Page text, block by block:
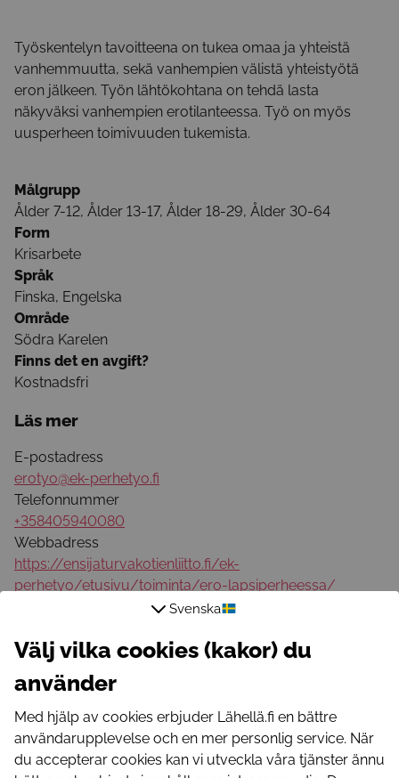
Työskentelyn tavoitteena on tukea omaa ja yhteistä
vanhemmuutta, sekä vanhempien välistä yhteistyötä
eron jälkeen. Työn lähtökohtana on tehdä lasta
näkyväksi vanhempien erotilanteessa. Työ on myös
uusperheen toimivuuden tukemista.
Målgrupp
Ålder 7-12, Ålder 13-17, Ålder 18-29, Ålder 30-64
Form
Krisarbete
Språk
Finska, Engelska
Område
Södra Karelen
Finns det en avgift?
Kostnadsfri
Läs mer
E-postadress
erotyo@ek-perhetyo.fi
Telefonnummer
+358405940080
Webbadress
https://ensijaturvakotienliitto.fi/ek-
perhetyo/etusivu/toiminta/ero-lapsiperheessa/
Visa aktiviteten på kartan
Dessa kan intressera dig
Tutustutaan taiteeseen
Ke 12.8. klo 13 Muistiyhdistyksellä ja Ti 18.8. klo 13
Galleria Korkiamäki
Svenska
Välj vilka cookies (kakor) du
använder
Med hjälp av cookies erbjuder Lähellä.fi en bättre
användarupplevelse och en mer personlig service. När
du accepterar cookies kan vi utveckla våra tjänster ännu